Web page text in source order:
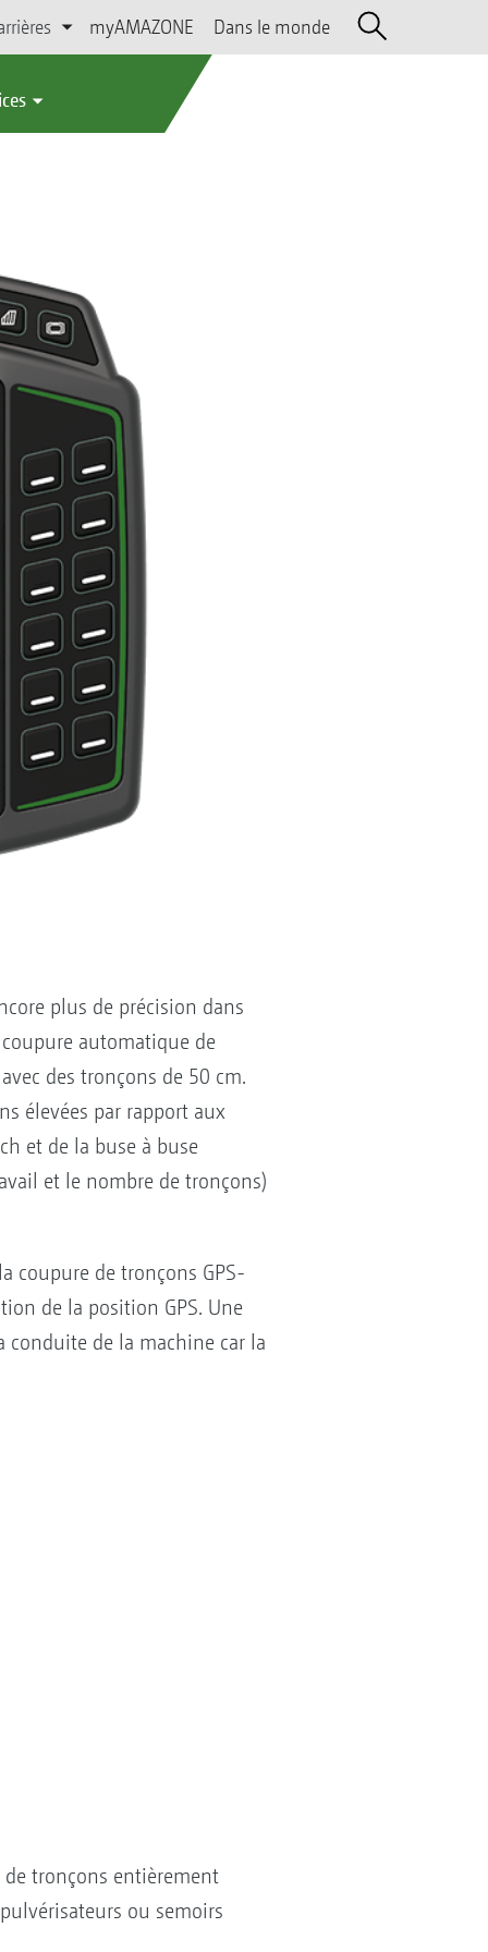
myAMAZONE Dans le monde
plus de précision dans
automatique de
des tronçons de 50 cm.
élevées par rapport aux
et de la buse à buse
et le nombre de tronçons)
coupure de tronçons GPS-
de la position GPS. Une
conduite de la machine car la
de tronçons entièrement
ou semoirs